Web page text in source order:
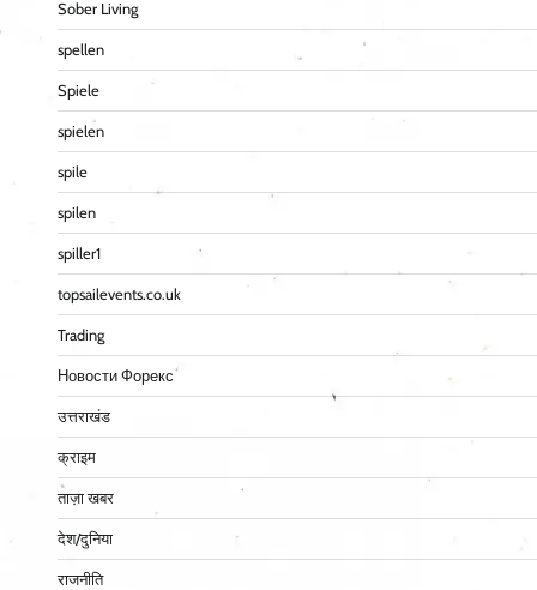
Sober Living
spellen
Spiele
spielen
spile
spilen
spiller1
topsailevents.co.uk
Trading
Новости Форекс
उत्तराखंड
क्राइम
ताज़ा खबर
देश/दुनिया
राजनीति